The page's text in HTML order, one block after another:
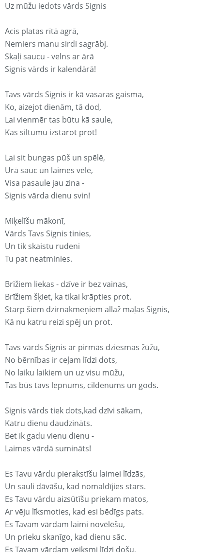
Uz mūžu iedots vārds Signis
Acis platas rītā agrā,
Nemiers manu sirdi sagrābj.
Skaļi saucu - velns ar ārā
Signis vārds ir kalendārā!
Tavs vārds Signis ir kā vasaras gaisma,
Ko, aizejot dienām, tā dod,
Lai vienmēr tas būtu kā saule,
Kas siltumu izstarot prot!
Lai sit bungas pūš un spēlē,
Urā sauc un laimes vēlē,
Visa pasaule jau zina -
Signis vārda dienu svin!
Miķelīšu mākonī,
Vārds Tavs Signis tinies,
Un tik skaistu rudeni
Tu pat neatminies.
Brīžiem liekas - dzīve ir bez vainas,
Brīžiem šķiet, ka tikai krāpties prot.
Starp šiem dzirnakmeņiem allaž maļas Signis,
Kā nu katru reizi spēj un prot.
Tavs vārds Signis ar pirmās dziesmas žūžu,
No bērnības ir ceļam līdzi dots,
No laiku laikiem un uz visu mūžu,
Tas būs tavs lepnums, cildenums un gods.
Signis vārds tiek dots,kad dzīvi sākam,
Katru dienu daudzināts.
Bet ik gadu vienu dienu -
Laimes vārdā sumināts!
Es Tavu vārdu pierakstīšu laimei līdzās,
Un sauli dāvāšu, kad nomaldījies stars.
Es Tavu vārdu aizsūtīšu priekam matos,
Ar vēju līksmoties, kad esi bēdīgs pats.
Es Tavam vārdam laimi novēlēšu,
Un prieku skanīgo, kad dienu sāc.
Es Tavam vārdam veiksmi līdzi došu,